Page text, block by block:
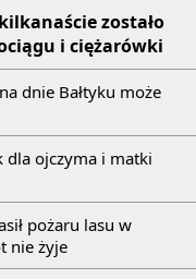
zostało
i ciężarówki
dnie Bałtyku może
dla ojczyma i matki
pożaru lasu w
nie żyje